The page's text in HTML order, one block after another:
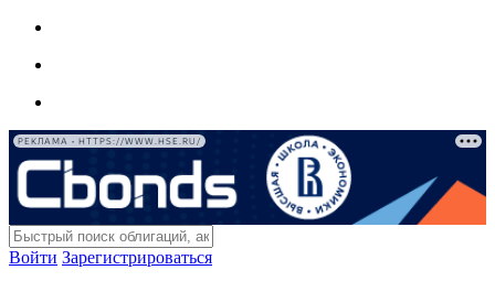
РЕКЛАМА • HTTPS://WWW.HSE.RU/
Войти Зарегистрироваться